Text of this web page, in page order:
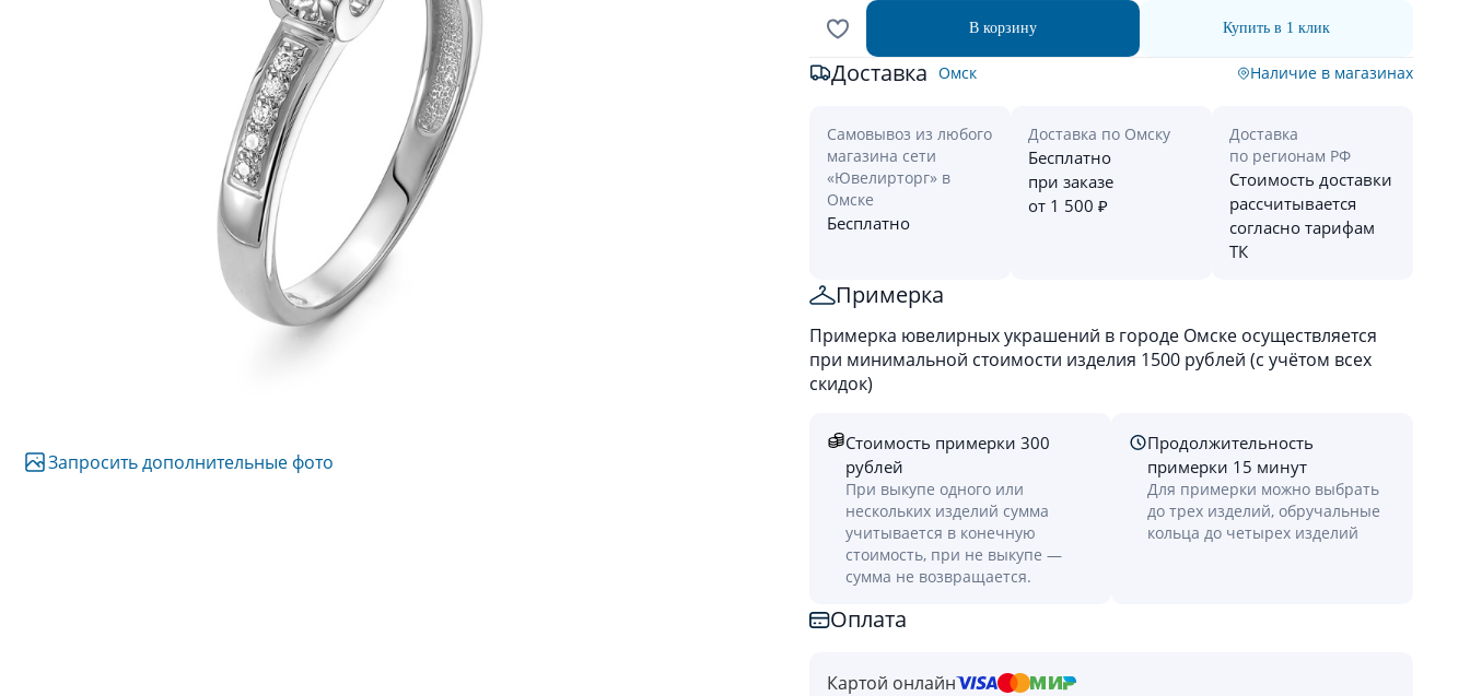
Запросить дополнительные фото
В корзину Купить в 1 клик
Доставка Омск Наличие в магазинах
Самовывоз из любого
магазина сети
«Ювелирторг» в
Омске
Бесплатно
Доставка по Омску
Бесплатно
при заказе
от 1 500 ₽
Доставка
по регионам РФ
Стоимость доставки
рассчитывается
согласно тарифам
ТК
Примерка
Примерка ювелирных украшений в городе Омске осуществляется
при минимальной стоимости изделия 1500 рублей (с учётом всех
скидок)
Стоимость примерки 300
рублей
При выкупе одного или
нескольких изделий сумма
учитывается в конечную
стоимость, при не выкупе —
сумма не возвращается.
Продолжительность
примерки 15 минут
Для примерки можно выбрать
до трех изделий, обручальные
кольца до четырех изделий
Оплата
Картой онлайн